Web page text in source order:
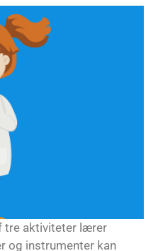
tre aktiviteter lærer
og instrumenter kan